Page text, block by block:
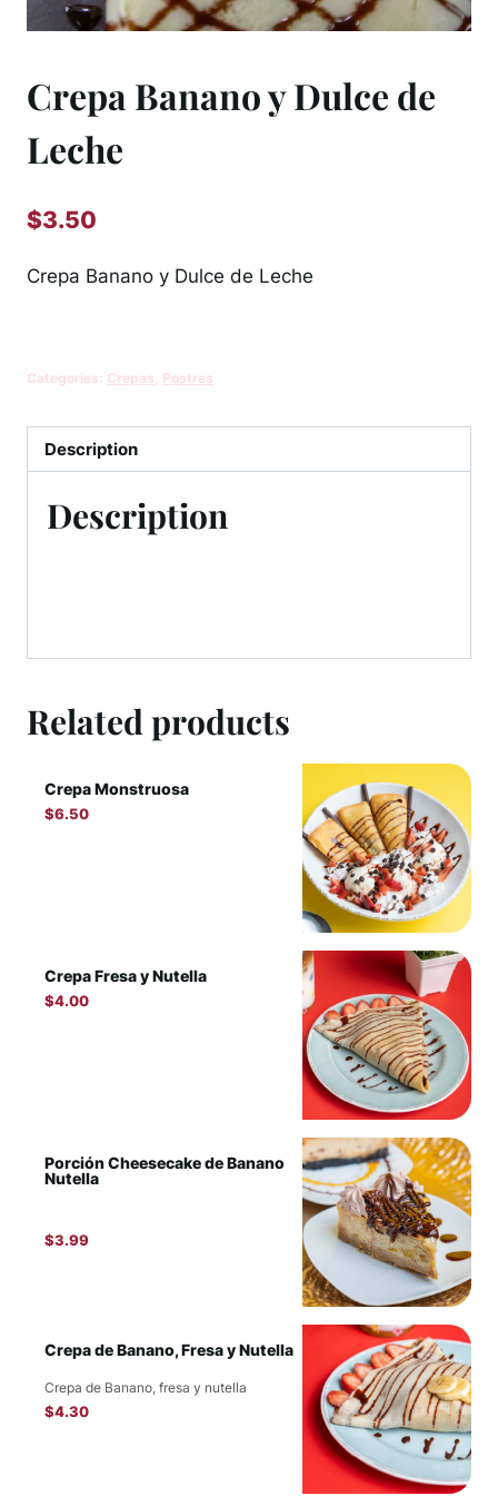
Crepa Banano y Dulce de
Leche
$3.50
Crepa Banano y Dulce de Leche
Categories: Crepas Postres
Description
Description
Related products
Crepa Monstruosa
$6.50
Crepa Fresa y Nutella
$4.00
Porción Cheesecake de Banano
Nutella
$3.99
Crepa de Banano, Fresa y Nutella
Crepa de Banano, fresa y nutella
$4.30